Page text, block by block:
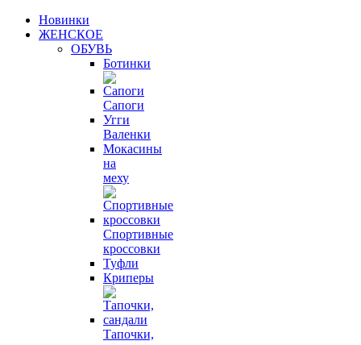
Новинки
ЖЕНСКОЕ
ОБУВЬ
Ботинки
Сапоги
Угги
Валенки
Мокасины
на
меху
Спортивные
кроссовки
Туфли
Криперы
Тапочки,